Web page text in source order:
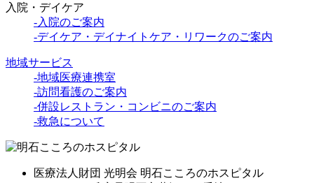
入院・デイケア
-入院のご案内
-デイケア・デイナイトケア・リワークのご案内
地域サービス
-地域医療連携室
-訪問看護のご案内
-併設レストラン・コンビニのご案内
-救急について
医療法人財団 光明会 明石こころのホスピタル